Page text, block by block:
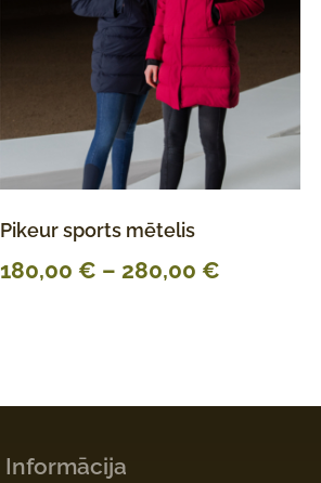
Pikeur sports mētelis
180,00 € – 280,00 €
Informācija